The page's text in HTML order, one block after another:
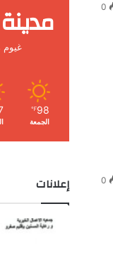
0
0
غيوم
98
℉
الجمعة
إعلانات